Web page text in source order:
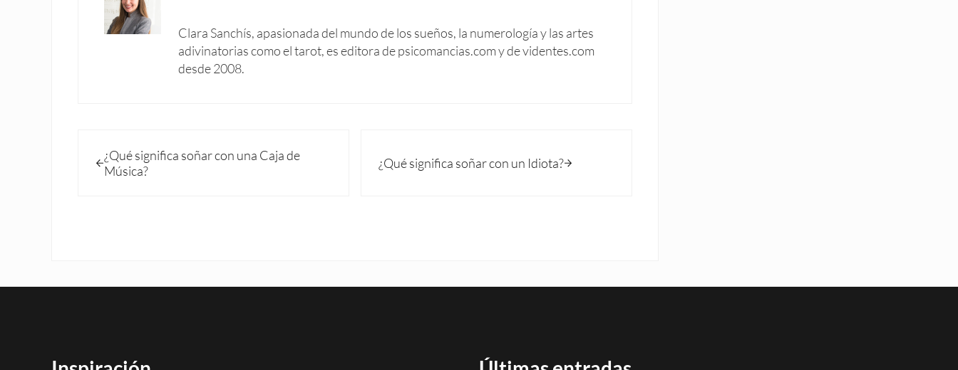
Clara Sanchís, apasionada del mundo de los sueños, la numerología y las artes
adivinatorias como el tarot, es editora de psicomancias.com y de videntes.com
desde 2008.
¿Qué significa soñar con una Caja de
Música?
¿Qué significa soñar con un Idiota?